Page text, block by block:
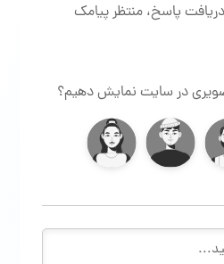
دریافت پاسخ، منتظر پیامک
در سایت نمایش دهیم؟